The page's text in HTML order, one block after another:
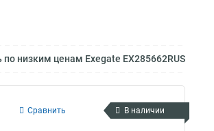
по низким ценам Exegate EX285662RUS
Сравнить В наличии